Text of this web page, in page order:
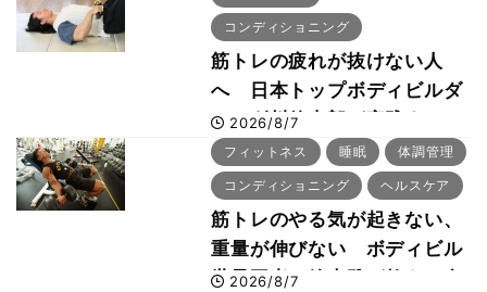
コンディショニング
筋トレの疲れが抜けない人
へ 日本トップボディビルダ
ー・刈川啓志郎が実践する
「回復習慣」
2026/8/7
フィットネス 睡眠 体調管理
コンディショニング ヘルスケア
筋トレのやる気が起きない、
重量が伸びない ボディビル
世界王者・鈴木雅が教える食
2026/8/7